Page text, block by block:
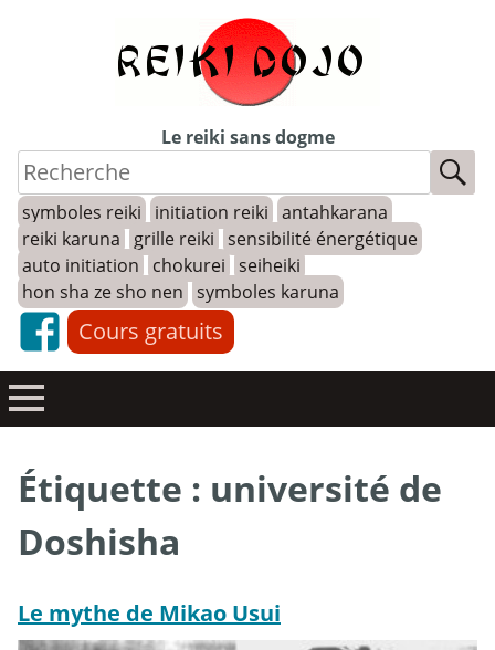
Le reiki sans dogme
symboles reiki initiation reiki antahkarana
reiki karuna
grille reiki sensibilité énergétique
auto initiation
chokurei seiheiki
hon sha ze sho nen symboles karuna
Cours gratuits
Étiquette : université de
Doshisha
Le mythe de Mikao Usui